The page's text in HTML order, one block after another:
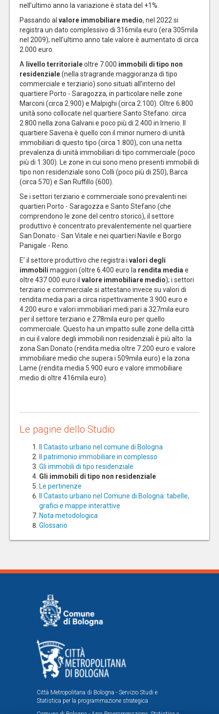
nell’ultimo anno la variazione è stata del +1%.
Passando al valore immobiliare medio, nel 2022 si
registra un dato complessivo di 316mila euro (era 305mila
nel 2009); nell’ultimo anno tale valore è aumentato di circa
2.000 euro.
A livello territorialeoltre 7.000 immobili di tipo non
residenziale(nella stragrande maggioranza di tipo
commerciale e terziario) sono situati all’interno del
quartiere Porto - Saragozza, in particolare nelle zone
Marconi (circa 2.900) e Malpighi (circa 2.100). Oltre 6.800
unità sono collocate nel quartiere Santo Stefano: circa
2.800 nella zona Galvani e poco più di 2.400 in Irnerio. Il
quartiere Savena è quello con il minor numero di unità
immobiliari di questo tipo (circa 1.800), con una netta
prevalenza di unità immobiliari di tipo commerciale (poco
più di 1.300). Le zone in cui sono meno presenti immobili di
tipo non residenziale sono Colli (poco più di 250), Barca
(circa 570) e San Ruffillo (600).
Se i settori terziario e commerciale sono prevalenti nei
quartieri Porto - Saragozza e Santo Stefano (che
comprendono le zone del centro storico), il settore
produttivo è concentrato prevalentemente nel quartiere
San Donato - San Vitale e nei quartieri Navile e Borgo
Panigale - Reno.
E’ il settore produttivo che registra i valori degli
immobili maggiori (oltre 6.400 euro la rendita media e
oltre 437.000 euro il valore immobiliare medio); i settori
terziario e commerciale si attestano invece su valori di
rendita media pari a circa rispettivamente 3.900 euro e
4.200 euro e valori immobiliari medi pari a 327mila euro
per il settore terziario e 278mila euro per quello
commerciale. Questo ha un impatto sulle zone della città
in cui il valore degli immobili non residenziali è più alto: la
zona San Donato (rendita media oltre 7.200 euro e valore
immobiliare medio che supera i 509mila euro) e la zona
Lame (rendita media 5.900 euro e valore immobiliare
medio di oltre 416mila euro).
Le pagine dello Studio
Il Catasto urbano nel comune di Bologna
Il patrimonio immobiliare in complesso
Gli immobili di tipo residenziale
Gli immobili di tipo non residenziale
Le pertinenze
Il Catasto urbano nel Comune di Bologna: tabelle,
grafici e mappe interattive
Nota metodologica
Glossario
Città Metropolitana di Bologna - Servizio Studi e
Statistica per la programmazione strategica